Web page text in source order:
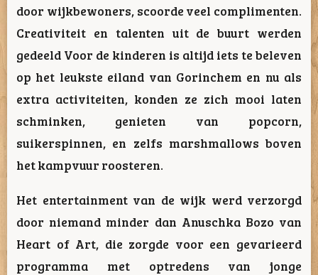
door wijkbewoners, scoorde veel complimenten.
Creativiteit en talenten uit de buurt werden
gedeeld Voor de kinderen is altijd iets te beleven
op het leukste eiland van Gorinchem en nu als
extra activiteiten, konden ze zich mooi laten
schminken, genieten van popcorn,
suikerspinnen, en zelfs marshmallows boven
het kampvuur roosteren.
Het entertainment van de wijk werd verzorgd
door niemand minder dan Anuschka Bozo van
Heart of Art, die zorgde voor een gevarieerd
programma met optredens van jonge